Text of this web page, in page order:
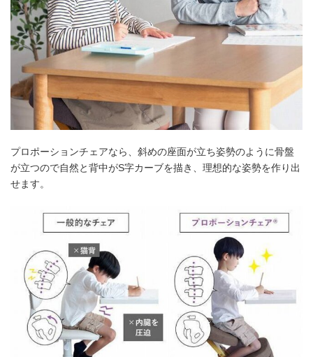
プロポーションチェアなら、斜めの座面が立ち姿勢のように骨盤
が立つので自然と背中がS字カーブを描き、理想的な姿勢を作り出
せます。